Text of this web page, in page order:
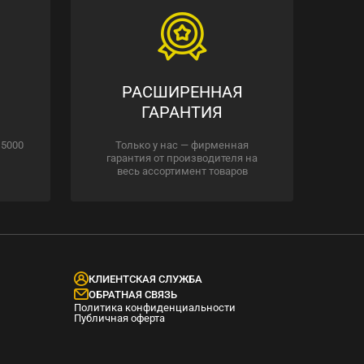
РАСШИРЕННАЯ
ГАРАНТИЯ
Только у нас — фирменная
гарантия от производителя на
весь ассортимент товаров
КЛИЕНТСКАЯ СЛУЖБА
ОБРАТНАЯ СВЯЗЬ
Политика конфиденциальности
Публичная оферта